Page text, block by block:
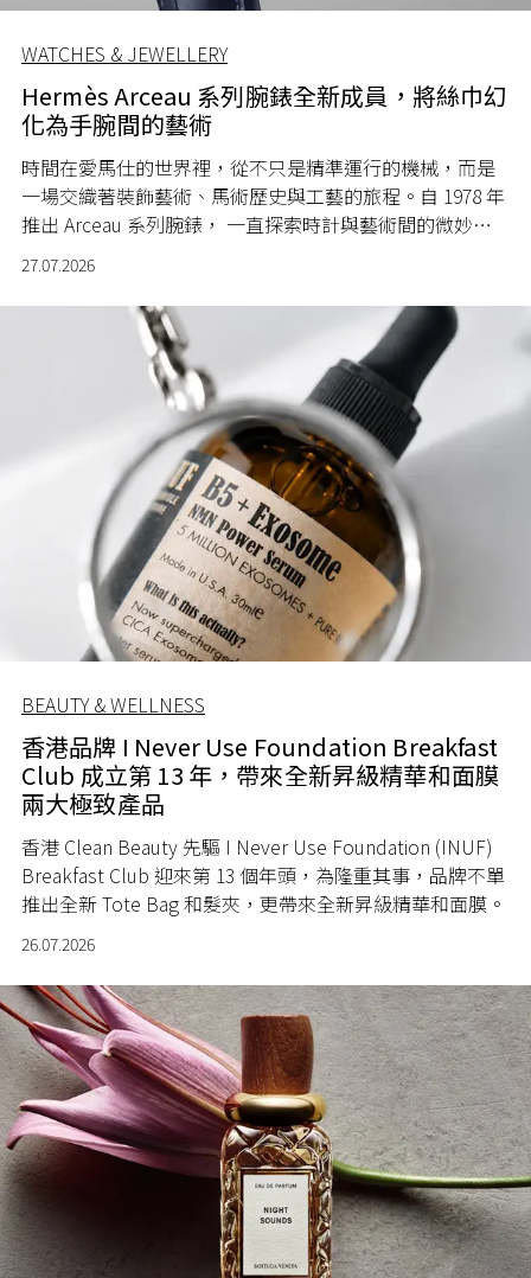
WATCHES & JEWELLERY
Hermès Arceau 系列腕錶全新成員，將絲巾幻
化為手腕間的藝術
時間在愛馬仕的世界裡，從不只是精準運行的機械，而是
一場交織著裝飾藝術、馬術歷史與工藝的旅程。自 1978 年
推出 Arceau 系列腕錶， 一直探索時計與藝術間的微妙關
27.07.2026
BEAUTY & WELLNESS
香港品牌 I Never Use Foundation Breakfast
Club 成立第 13 年，帶來全新昇級精華和面膜
兩大極致產品
香港 Clean Beauty 先驅 I Never Use Foundation (INUF)
Breakfast Club 迎來第 13 個年頭，為隆重其事，品牌不單
推出全新 Tote Bag 和髮夾，更帶來全新昇級精華和面膜。
26.07.2026